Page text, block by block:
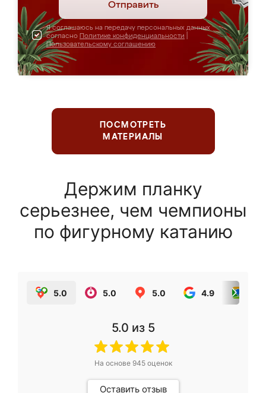
Отправить
Я соглашаюсь на передачу персональных данных
согласно Политике конфиденциальности
Пользовательскому соглашению
ПОСМОТРЕТЬ
МАТЕРИАЛЫ
Держим планку
серьезнее, чем чемпионы
по фигурному катанию
5.0 5.0 5.0 4.9
5.0 из 5
На основе 945оценок
Оставить отзыв